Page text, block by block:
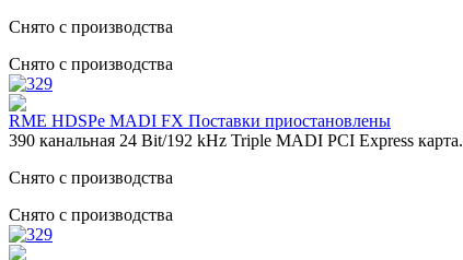
Снято с производства
Снято с производства
RME HDSPe MADI FX Поставки приостановлены
390 канальная 24 Bit/192 kHz Triple MADI PCI Express карта.
Снято с производства
Снято с производства